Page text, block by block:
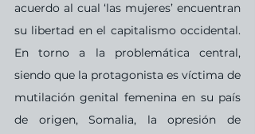
acuerdo al cual ‘las mujeres’ encuentran
su libertad en el capitalismo occidental.
En torno a la problemática central,
siendo que la protagonista es víctima de
mutilación genital femenina en su país
de origen, Somalia, la opresión de